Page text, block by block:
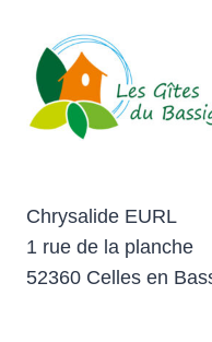
Chrysalide EURL
1 rue de la planche
52360 Celles en